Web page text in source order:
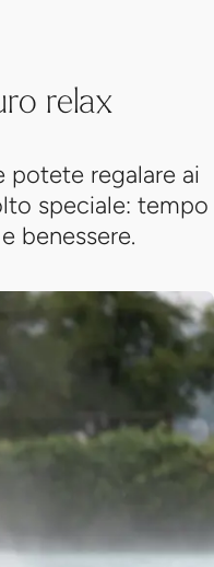
relax
potete regalare ai
speciale: tempo
benessere.